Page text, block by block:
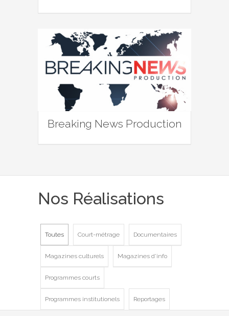
Breaking News Production
Nos Réalisations
Toutes Court-métrage Documentaires
Magazines culturels Magazines d'info
Programmes courts
Programmes institutionels Reportages